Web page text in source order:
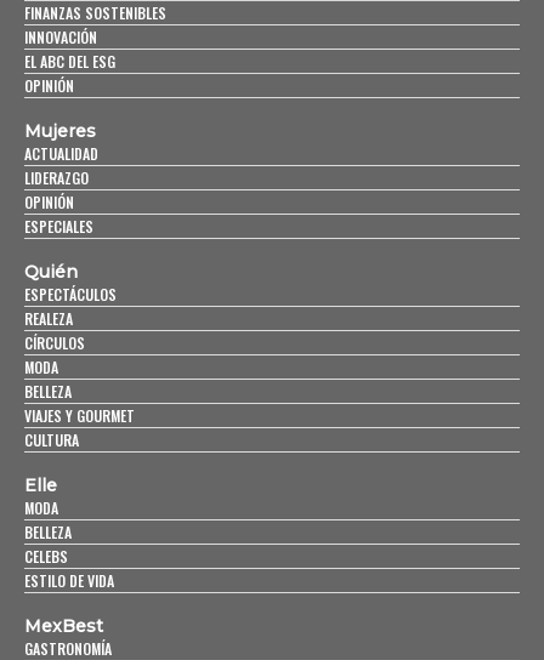
FINANZAS SOSTENIBLES
INNOVACIÓN
EL ABC DEL ESG
OPINIÓN
Mujeres
ACTUALIDAD
LIDERAZGO
OPINIÓN
ESPECIALES
Quién
ESPECTÁCULOS
REALEZA
CÍRCULOS
MODA
BELLEZA
VIAJES Y GOURMET
CULTURA
Elle
MODA
BELLEZA
CELEBS
ESTILO DE VIDA
MexBest
GASTRONOMÍA